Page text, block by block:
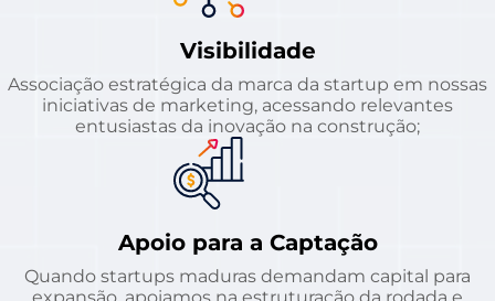
Visibilidade
Associação estratégica da marca da startup em nossas
iniciativas de marketing, acessando relevantes
entusiastas da inovação na construção;
Apoio para a Captação
Quando startups maduras demandam capital para